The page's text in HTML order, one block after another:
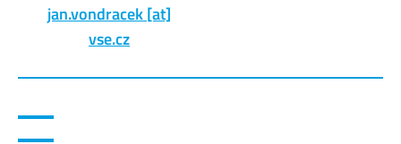
jan.vondracek [at]
vse.cz